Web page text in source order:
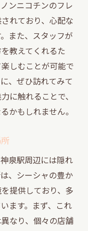
ンニコチンのフレ
れており、心配な
また、スタッフが
教えてくれるた
しむことが可能で
、ぜひ訪れてみて
に触れることで、
かもしれません。
泉駅周辺には隠れ
、シーシャの豊か
提供しており、多
ます。まず、これ
なり、個々の店舗